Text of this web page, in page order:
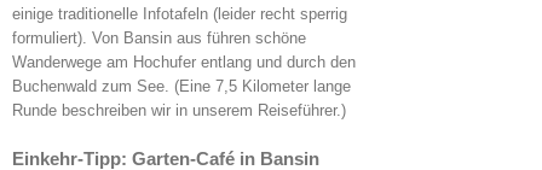
einige traditionelle Infotafeln (leider recht sperrig
formuliert). Von Bansin aus führen schöne
Wanderwege am Hochufer entlang und durch den
Buchenwald zum See. (Eine 7,5 Kilometer lange
Runde beschreiben wir in unserem Reiseführer.)
Einkehr-Tipp: Garten-Café in Bansin